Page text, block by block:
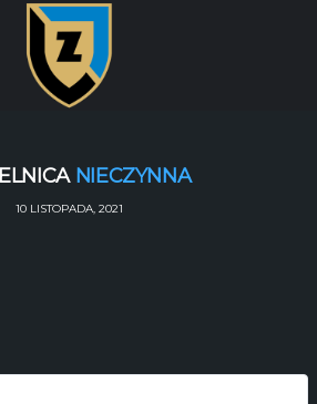
NIECZYNNA
10 LISTOPADA, 2021